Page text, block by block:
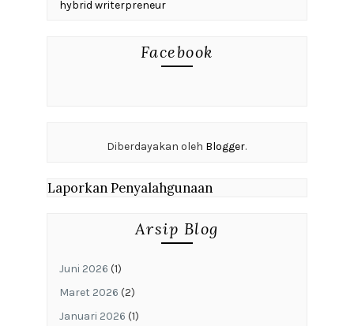
hybrid writerpreneur
Facebook
Diberdayakan oleh Blogger.
Laporkan Penyalahgunaan
Arsip Blog
Juni 2026 (1)
Maret 2026 (2)
Januari 2026 (1)